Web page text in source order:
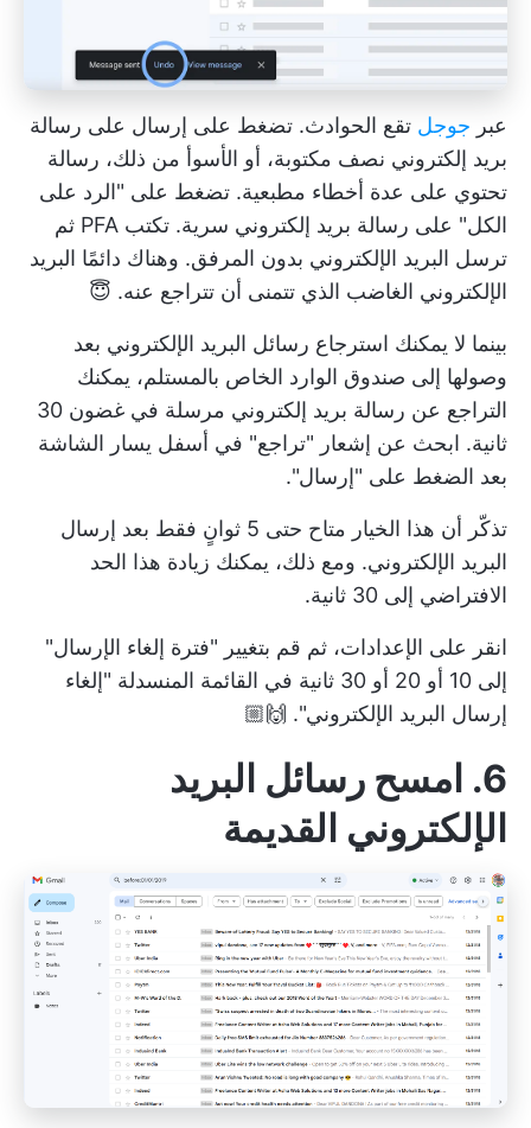
عبر جوجل تقع الحوادث. تضغط على إرسال على رسالة
بريد إلكتروني نصف مكتوبة، أو الأسوأ من ذلك، رسالة
تحتوي على عدة أخطاء مطبعية. تضغط على "الرد على
الكل" على رسالة بريد إلكتروني سرية. تكتب PFA ثم
ترسل البريد الإلكتروني بدون المرفق. وهناك دائمًا البريد
الإلكتروني الغاضب الذي تتمنى أن تتراجع عنه. 😇
بينما لا يمكنك استرجاع رسائل البريد الإلكتروني بعد
وصولها إلى صندوق الوارد الخاص بالمستلم، يمكنك
التراجع عن رسالة بريد إلكتروني مرسلة في غضون 30
ثانية. ابحث عن إشعار "تراجع" في أسفل يسار الشاشة
بعد الضغط على "إرسال".
تذكّر أن هذا الخيار متاح حتى 5 ثوانٍ فقط بعد إرسال
البريد الإلكتروني. ومع ذلك، يمكنك زيادة هذا الحد
الافتراضي إلى 30 ثانية.
انقر على الإعدادات، ثم قم بتغيير "فترة إلغاء الإرسال"
إلى 10 أو 20 أو 30 ثانية في القائمة المنسدلة "إلغاء
إرسال البريد الإلكتروني". 🙌🏼
6. امسح رسائل البريد
الإلكتروني القديمة